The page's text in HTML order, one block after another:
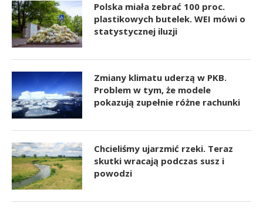
Polska miała zebrać 100 proc.
plastikowych butelek. WEI mówi o
statystycznej iluzji
Zmiany klimatu uderzą w PKB.
Problem w tym, że modele
pokazują zupełnie różne rachunki
Chcieliśmy ujarzmić rzeki. Teraz
skutki wracają podczas susz i
powodzi